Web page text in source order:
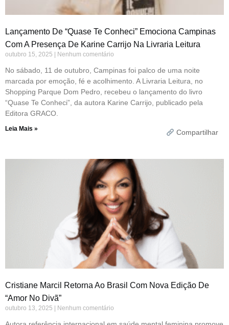
Lançamento De “Quase Te Conheci” Emociona Campinas
Com A Presença De Karine Carrijo Na Livraria Leitura
outubro 15, 2025 Nenhum comentário
No sábado, 11 de outubro, Campinas foi palco de uma noite
marcada por emoção, fé e acolhimento. A Livraria Leitura, no
Shopping Parque Dom Pedro, recebeu o lançamento do livro
“Quase Te Conheci”, da autora Karine Carrijo, publicado pela
Editora GRACO.
Leia Mais » Compartilhar
Cristiane Marcil Retorna Ao Brasil Com Nova Edição De
“Amor No Divã”
outubro 13, 2025 Nenhum comentário